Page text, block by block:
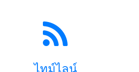
ไทม์ไลน์